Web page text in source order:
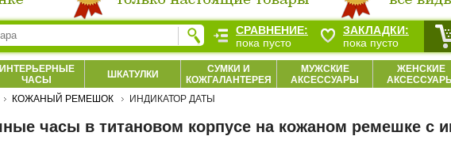
ИНТЕРЬЕРНЫЕ
ЧАСЫ
ШКАТУЛКИ
СУМКИ И
КОЖГАЛАНТЕРЕЯ
МУЖСКИЕ
АКСЕССУАРЫ
ЖЕНСКИЕ
АКСЕССУАРЫ
КОЖАНЫЙ РЕМЕШОК ИНДИКАТОР ДАТЫ
часы в титановом корпусе на кожаном ремешке с
СРАВНЕНИЕ:
пока пусто
ЗАКЛАДКИ:
пока пусто